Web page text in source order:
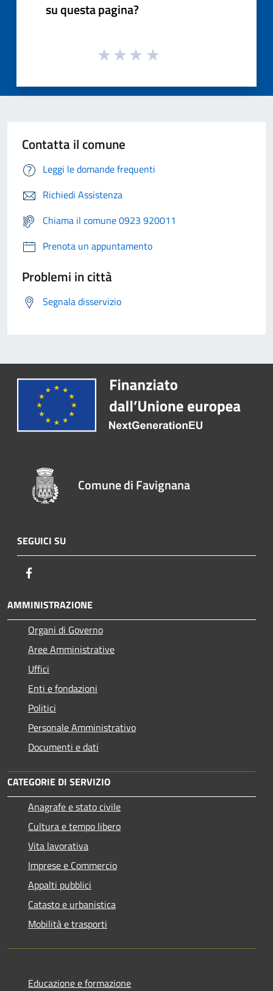
su questa pagina?
Contatta il comune
Leggi le domande frequenti
Richiedi Assistenza
Chiama il comune 0923 920011
Prenota un appuntamento
Problemi in città
Segnala disservizio
Comune di Favignana
SEGUICI SU
AMMINISTRAZIONE
Organi di Governo
Aree Amministrative
Uffici
Enti e fondazioni
Politici
Personale Amministrativo
Documenti e dati
CATEGORIE DI SERVIZIO
Anagrafe e stato civile
Cultura e tempo libero
Vita lavorativa
Imprese e Commercio
Appalti pubblici
Catasto e urbanistica
Mobilità e trasporti
Educazione e formazione